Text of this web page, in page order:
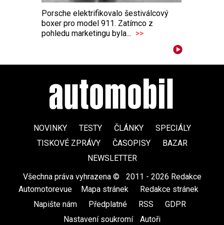
Porsche elektrifikovalo šestiválcový
boxer pro model 911. Zatímco z
pohledu marketingu byla... >>
NOVINKY TESTY ČLÁNKY
SPECIÁLY
TISKOVÉ ZPRÁVY
ČASOPISY
BAZAR
NEWSLETTER
Všechna práva vyhrazena ©
2011 - 2026 Redakce
Automotorevue
Mapa stránek Redakce stránek
Napište nám
Předplatné RSS GDPR
Nastavení soukromí
Autoři